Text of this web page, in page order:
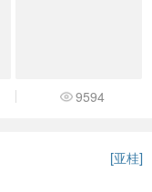
9594
[亚桂]